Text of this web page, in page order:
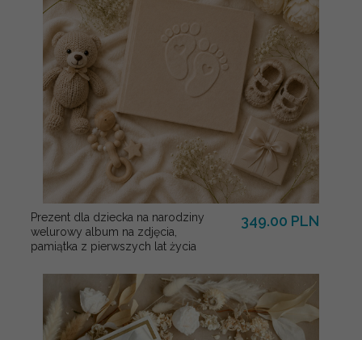
Prezent dla dziecka na narodziny
welurowy album na zdjęcia,
pamiątka z pierwszych lat życia
349.00 PLN